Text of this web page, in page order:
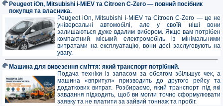
Peugeot iOn, Mitsubishi i-MiEV та Citroen C-Zero — повний посібник
покупця та власника.
Peugeot iOn, Mitsubishi i-MiEV та Citroen C-Zero — це не
універсальні автомобілі, але у своїй ніші вони
залишаються дуже вдалим вибором. Якщо вам потрібен
компактний міський електромобіль із мінімальними
витратами на експлуатацію, вони досі заслуговують на
увагу.
Машина для вивезення сміття: який транспорт потрібний.
Подача техніки із запасом за обсягом збільшує чек, а
машина «впритул» призводить до другого рейсу та
додаткових витрат. Розбираємо, який транспорт під які
завдання підходить, щоб ви могли точно сформулювати
заявку та не платити за зайвий тоннаж та пробіг.